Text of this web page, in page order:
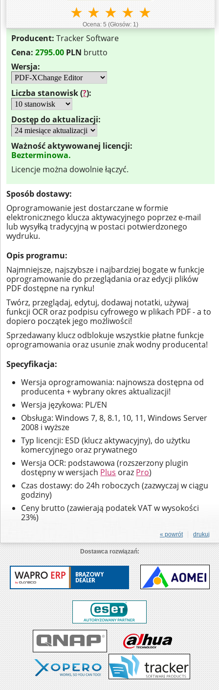
★ ★ ★ ★ ★
Ocena:5 (Głosów:1)
Producent: Tracker Software
Cena: 2795.00 PLN brutto
Wersja:
Liczba stanowisk (?):
Dostęp do aktualizacji:
Ważność aktywowanej licencji:
Bezterminowa.
Licencje można dowolnie łączyć.
Sposób dostawy:
Oprogramowanie jest dostarczane w formie
elektronicznego klucza aktywacyjnego poprzez e-mail
lub wysyłką tradycyjną w postaci potwierdzonego
wydruku.
Opis programu:
Najmniejsze, najszybsze i najbardziej bogate w funkcje
oprogramowanie do przeglądania oraz edycji plików
PDF dostępne na rynku!
Twórz, przeglądaj, edytuj, dodawaj notatki, używaj
funkcji OCR oraz podpisu cyfrowego w plikach PDF - a to
dopiero początek jego możliwości!
Sprzedawany klucz odblokuje wszystkie płatne funkcje
oprogramowania oraz usunie znak wodny producenta!
Specyfikacja:
Wersja oprogramowania: najnowsza dostępna od
producenta + wybrany okres aktualizacji!
Wersja językowa: PL/EN
Obsługa: Windows 7, 8, 8.1, 10, 11, Windows Server
2008 i wyższe
Typ licencji: ESD (klucz aktywacyjny), do użytku
komercyjnego oraz prywatnego
Wersja OCR: podstawowa (rozszerzony plugin
dostępny w wersjach Plus oraz Pro)
Czas dostawy: do 24h roboczych (zazwyczaj w ciągu
godziny)
Ceny brutto (zawierają podatek VAT w wysokości
23%)
drukuj
« powrót
Dostawca rozwiązań: